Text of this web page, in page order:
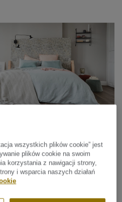
kolorów
nadają się do
wszystkich plików cookie” jest
plików cookie na swoim
korzystania z nawigacji strony,
i wsparcia naszych działań